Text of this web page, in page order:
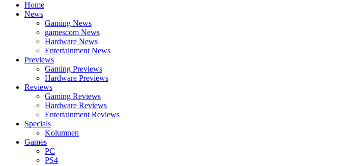
Home
News
Gaming News
gamescom News
Hardware News
Entertainment News
Previews
Gaming Previews
Hardware Previews
Reviews
Gaming Reviews
Hardware Reviews
Entertainment Reviews
Specials
Kolumnen
Games
PC
PS4